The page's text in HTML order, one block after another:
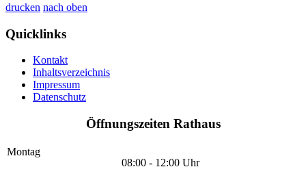
drucken nach oben
Quicklinks
Kontakt
Inhaltsverzeichnis
Impressum
Datenschutz
Öffnungszeiten Rathaus
Montag
08:00 - 12:00 Uhr